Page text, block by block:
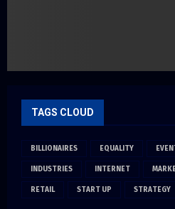
TAGS CLOUD
BILLIONAIRES EQUALITY
INDUSTRIES INTERNET
RETAIL START UP STRATEGY